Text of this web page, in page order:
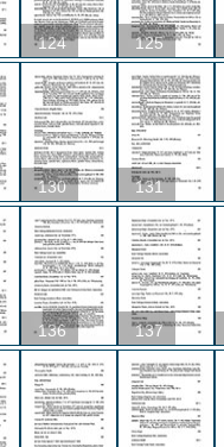
124 125
130 131
136 137